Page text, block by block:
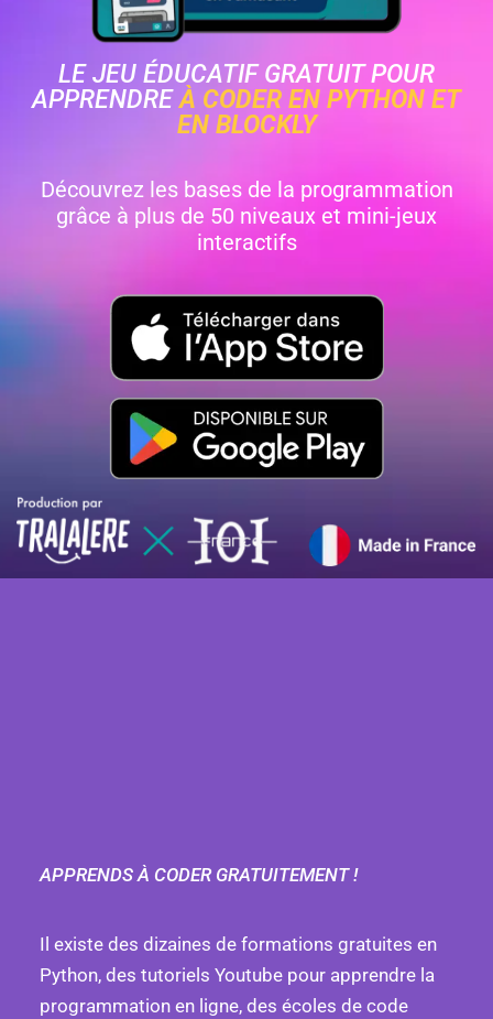
LE JEU ÉDUCATIF GRATUIT POUR
APPRENDREÀ CODER EN PYTHON ET
EN BLOCKLY
Découvrez les bases de la programmation
grâce à plus de 50 niveaux et mini-jeux
interactifs
APPRENDS À CODER GRATUITEMENT !
Il existe des dizaines de formations gratuites en
Python, des tutoriels Youtube pour apprendre la
programmation en ligne, des écoles de code